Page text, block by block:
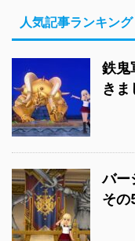
人気記事ランキング
鉄鬼
きま
バー
その